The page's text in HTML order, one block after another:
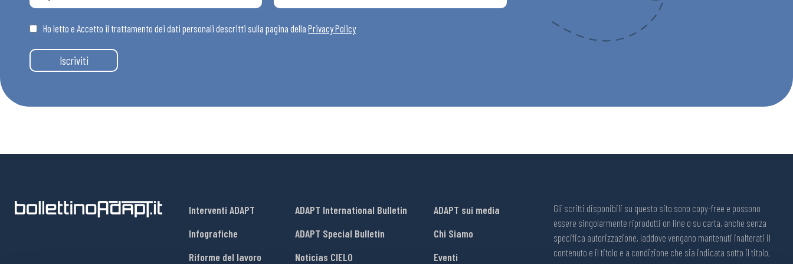
Ho letto e Accetto il trattamento dei dati personali descritti sulla pagina della Privacy Policy
Iscriviti
Interventi ADAPT
Infografiche
Riforme del lavoro
ADAPT International Bulletin
ADAPT Special Bulletin
Noticias CIELO
ADAPT sui media
Chi Siamo
Eventi
Gli scritti disponibili su questo sito sono copy-free e possono
essere singolarmente riprodotti on line o su carta, anche senza
specifica autorizzazione, laddove vengano mantenuti inalterati il
contenuto e il titolo e a condizione che sia indicata sotto il titolo,